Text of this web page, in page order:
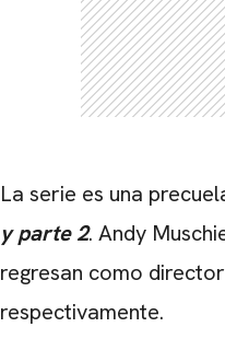
La serie es una
y parte 2. Andy
regresan como
respectivamente.